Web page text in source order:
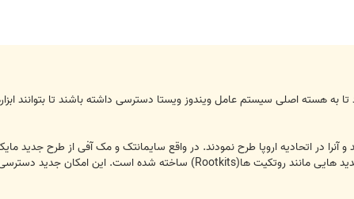
به هسته اصلی سیستم عامل ویندوز ویستا دسترسی داشته باشند تا بتوانند